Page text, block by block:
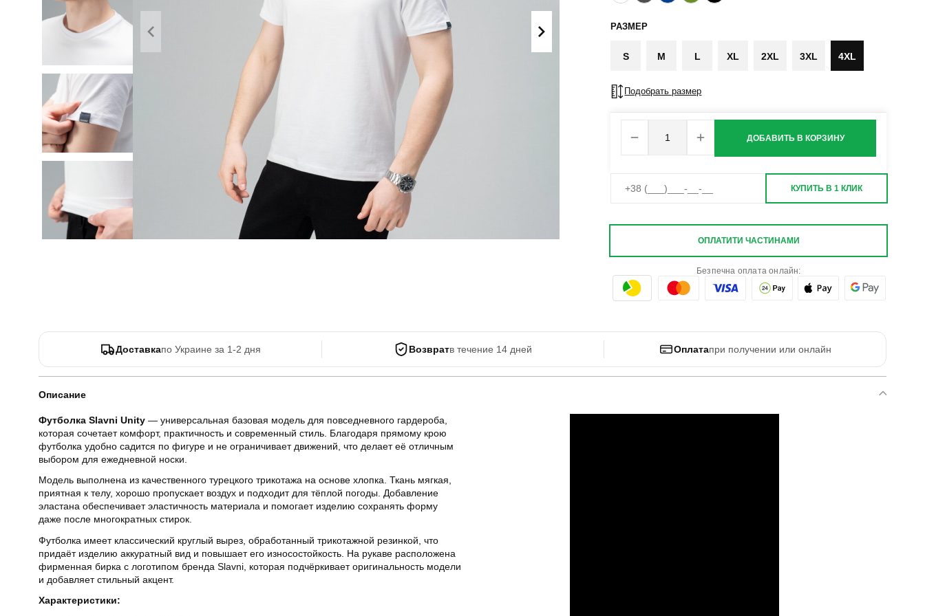
Літні комплекти
Комбінезони
Спортивні
Боди
РАЗМЕР
S M L XL 2XL 3XL 4XL
Подобрать размер
ДОБАВИТЬ В КОРЗИНУ
КУПИТЬ В 1 КЛИК
ОПЛАТИТИ ЧАСТИНАМИ
Безпечна оплата онлайн:
Доставкапо Украине за 1-2 дня Возвратв течение 14 дней Оплатапри получении или онлайн
Описание
Футболка Slavni Unity — универсальная базовая модель для повседневного гардероба,
которая сочетает комфорт, практичность и современный стиль. Благодаря прямому крою
футболка удобно садится по фигуре и не ограничивает движений, что делает её отличным
выбором для ежедневной носки.
Модель выполнена из качественного турецкого трикотажа на основе хлопка. Ткань мягкая,
приятная к телу, хорошо пропускает воздух и подходит для тёплой погоды. Добавление
эластана обеспечивает эластичность материала и помогает изделию сохранять форму
даже после многократных стирок.
Футболка имеет классический круглый вырез, обработанный трикотажной резинкой, что
придаёт изделию аккуратный вид и повышает его износостойкость. На рукаве расположена
фирменная бирка с логотипом бренда Slavni, которая подчёркивает оригинальность модели
и добавляет стильный акцент.
Характеристики: